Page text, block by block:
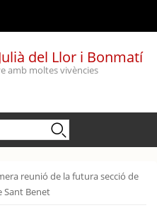
del Llor i Bonmatí
amb moltes vivències
reunió de la futura secció de
Sant Benet